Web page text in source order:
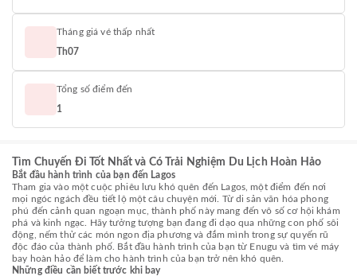
Tháng giá vé thấp nhất
Th07
Tổng số điểm đến
1
Tìm Chuyến Đi Tốt Nhất và Có Trải Nghiệm Du Lịch Hoàn Hảo
Bắt đầu hành trình của bạn đến Lagos
Tham gia vào một cuộc phiêu lưu khó quên đến Lagos, một điểm đến nơi
mọi ngóc ngách đều tiết lộ một câu chuyện mới. Từ di sản văn hóa phong
phú đến cảnh quan ngoạn mục, thành phố này mang đến vô số cơ hội khám
phá và kinh ngạc. Hãy tưởng tượng bạn đang đi dạo qua những con phố sôi
động, nếm thử các món ngon địa phương và đắm mình trong sự quyến rũ
độc đáo của thành phố. Bắt đầu hành trình của bạn từ Enugu và tìm vé máy
bay hoàn hảo để làm cho hành trình của bạn trở nên khó quên.
Những điều cần biết trước khi bay